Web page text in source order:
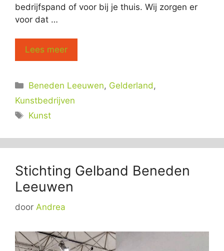
bedrijfspand of voor bij je thuis. Wij zorgen er
voor dat …
Lees meer
Categorieën
Beneden Leeuwen, Gelderland,
Kunstbedrijven
Tags
Kunst
Stichting Gelband Beneden
Leeuwen
door Andrea